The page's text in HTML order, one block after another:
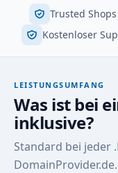
Trusted
Kostenloser
LEISTUNGSUMFANG
Was ist bei
inklusive?
Standard bei jeder
DomainProvider.de.